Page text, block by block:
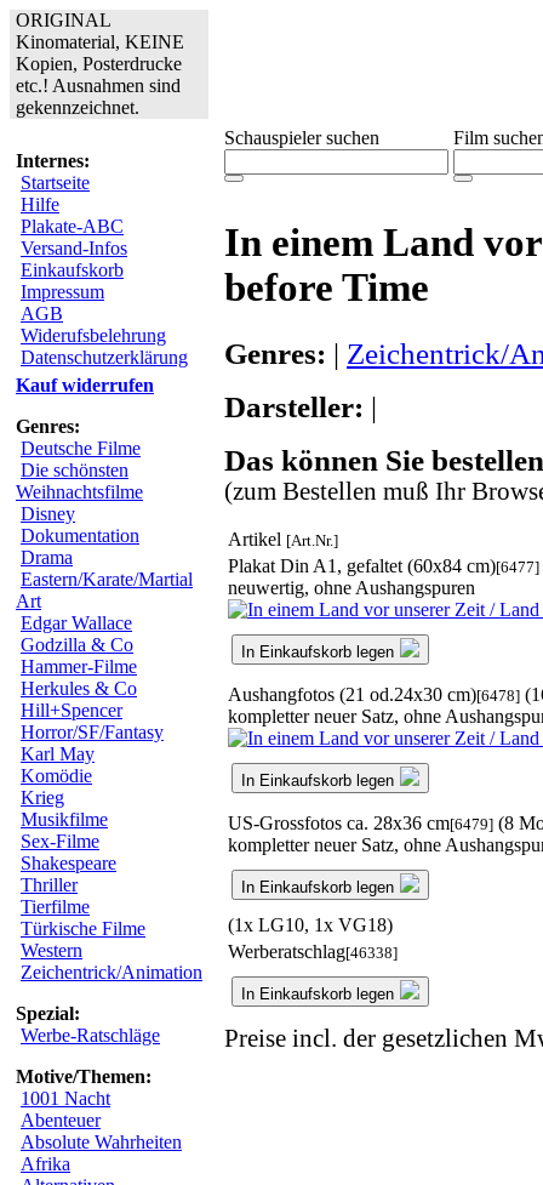
ORIGINAL
Kinomaterial, KEINE
Kopien, Posterdrucke
etc.! Ausnahmen sind
gekennzeichnet.
Internes:
Startseite
Hilfe
Plakate-ABC
Versand-Infos
Einkaufskorb
Impressum
AGB
Widerufsbelehrung
Datenschutzerklärung
Kauf widerrufen
Genres:
Deutsche Filme
Die schönsten
Weihnachtsfilme
Disney
Dokumentation
Drama
Eastern/Karate/Martial
Art
Edgar Wallace
Godzilla & Co
Hammer-Filme
Herkules & Co
Hill+Spencer
Horror/SF/Fantasy
Karl May
Komödie
Krieg
Musikfilme
Sex-Filme
Shakespeare
Thriller
Tierfilme
Türkische Filme
Western
Zeichentrick/Animation
Spezial:
Werbe-Ratschläge
Motive/Themen:
1001 Nacht
Abenteuer
Absolute Wahrheiten
Afrika
Schauspieler suchen Film
In einem Land
before Time
Genres: | Zeichentrick/
Darsteller: |
Das können Sie
(zum Bestellen muß Ihr
Artikel [Art.Nr.]
Plakat Din A1, gefaltet (60x84 cm)[6477]
neuwertig, ohne Aushangspuren
In Einkaufskorb legen
Aushangfotos (21 od.24x30 cm)[6478]
kompletter neuer Satz, ohne
In Einkaufskorb legen
US-Grossfotos ca. 28x36 cm[6479] (8
kompletter neuer Satz, ohne
In Einkaufskorb legen
(1x LG10, 1x VG18)
Werberatschlag[46338]
In Einkaufskorb legen
Preise incl. der gesetzlichen